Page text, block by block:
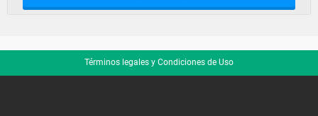
Términos legales y Condiciones de Uso